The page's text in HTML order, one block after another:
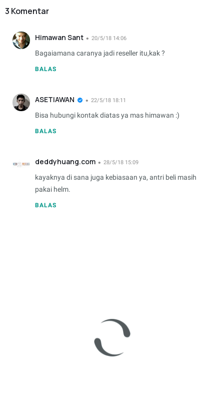
3 Komentar
Himawan Sant 20/5/18 14:06
Bagaiamana caranya jadi reseller itu,kak ?
BALAS
ASETIAWAN 22/5/18 18:11
Bisa hubungi kontak diatas ya mas himawan :)
BALAS
deddyhuang.com 28/5/18 15:09
kayaknya di sana juga kebiasaan ya, antri beli masih
pakai helm.
BALAS